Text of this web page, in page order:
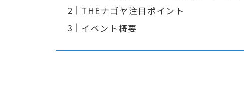
THEナゴヤ注目ポイント
イベント概要